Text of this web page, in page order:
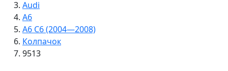
Audi
A6
A6 C6 (2004—2008)
Колпачок
9513